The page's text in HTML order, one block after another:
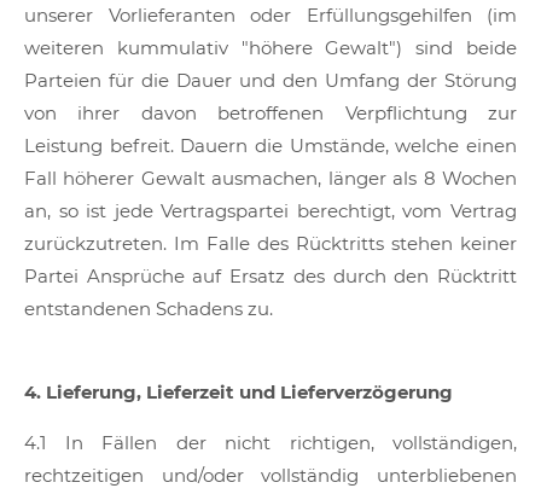
unserer Vorlieferanten oder Erfüllungsgehilfen (im
weiteren kummulativ "höhere Gewalt") sind beide
Parteien für die Dauer und den Umfang der Störung
von ihrer davon betroffenen Verpflichtung zur
Leistung befreit. Dauern die Umstände, welche einen
Fall höherer Gewalt ausmachen, länger als 8 Wochen
an, so ist jede Vertragspartei berechtigt, vom Vertrag
zurückzutreten. Im Falle des Rücktritts stehen keiner
Partei Ansprüche auf Ersatz des durch den Rücktritt
entstandenen Schadens zu.
4. Lieferung, Lieferzeit und Lieferverzögerung
4.1 In Fällen der nicht richtigen, vollständigen,
rechtzeitigen und/oder vollständig unterbliebenen